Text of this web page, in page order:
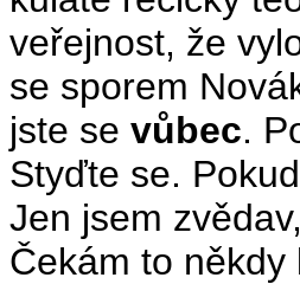
veřejnost, že
se sporem
jste se vůbec.
Styďte se.
Jen jsem
Čekám to